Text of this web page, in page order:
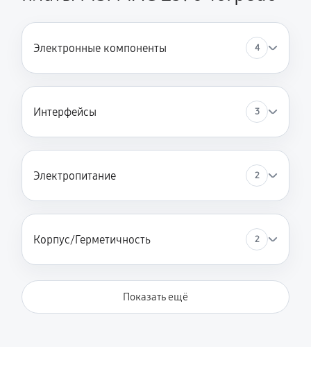
Электронные компоненты 4
Интерфейсы 3
Электропитание 2
Корпус/Герметичность 2
Показать ещё